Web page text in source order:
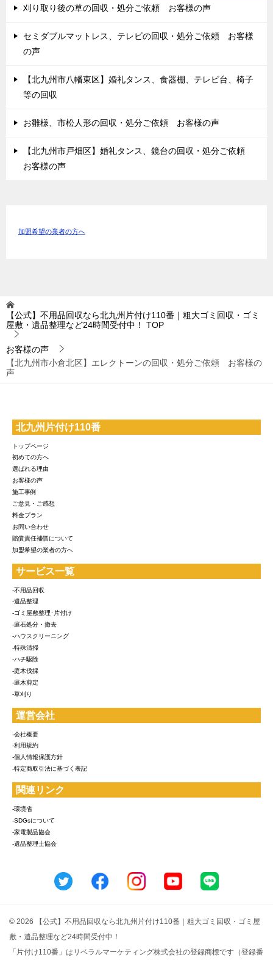
刈り取り後の草の回収・処分ご依頼 お客様の声
セミダブルマットレス、テレビの回収・処分ご依頼 お客様
の声
【北九州市八幡東区】婚礼タンス、食器棚、テレビ台、椅子
等の回収
お雛様、市松人形の回収・処分ご依頼 お客様の声
【北九州市戸畑区】婚礼タンス、鏡台の回収・処分ご依頼
お客様の声
加盟希望の業者の方へ
【公式】不用品回収なら北九州片付け110番｜粗大ゴミ回収・ゴミ
屋敷・遺品整理など24時間受付中！
TOP
お客様の声
【北九州市小倉北区】エレクトーンの回収・処分ご依頼 お客様の
声
北九州片付け110番
トップページ
初めての方へ
選ばれる理由
お客様の声
施工事例
ご意見・ご感想
料金プラン
お問い合わせ
賠償責任補償について
加盟希望の業者の方へ
サービス一覧
-不用品回収
-遺品整理
-ゴミ屋敷整理･片付け
-庭石処分・撤去
-ハウスクリーニング
-特殊清掃
-ハチ駆除
-庭木伐採
-庭木剪定
-草刈り
運営会社
-会社概要
-利用規約
-個人情報保護方針
-特定商取引法に基づく表記
関連リンク
-環境省
-SDGsについて
-家電製品協会
-遺品整理士協会
© 2026 【公式】不用品回収なら北九州片付け110番｜粗大ゴミ回収・ゴミ屋
敷・遺品整理など24時間受付中！
「片付け110番」はリベラルマーケティング株式会社の登録商標です（登録番